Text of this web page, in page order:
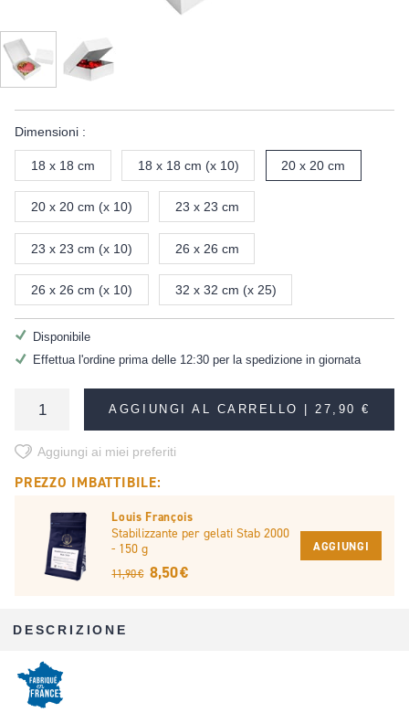
Dimensioni :
18 x 18 cm 18 x 18 cm (x 10) 20 x 20 cm
20 x 20 cm (x 10) 23 x 23 cm
23 x 23 cm (x 10) 26 x 26 cm
26 x 26 cm (x 10) 32 x 32 cm (x 25)
Disponibile
Effettua l'ordine prima delle 12:30 per la spedizione in giornata
AGGIUNGI AL CARRELLO |27,90 €
Aggiungi ai miei preferiti
PREZZO IMBATTIBILE:
Louis François
Stabilizzante per gelati Stab 2000
- 150 g
11,90 € 8,50 €
AGGIUNGI
DESCRIZIONE